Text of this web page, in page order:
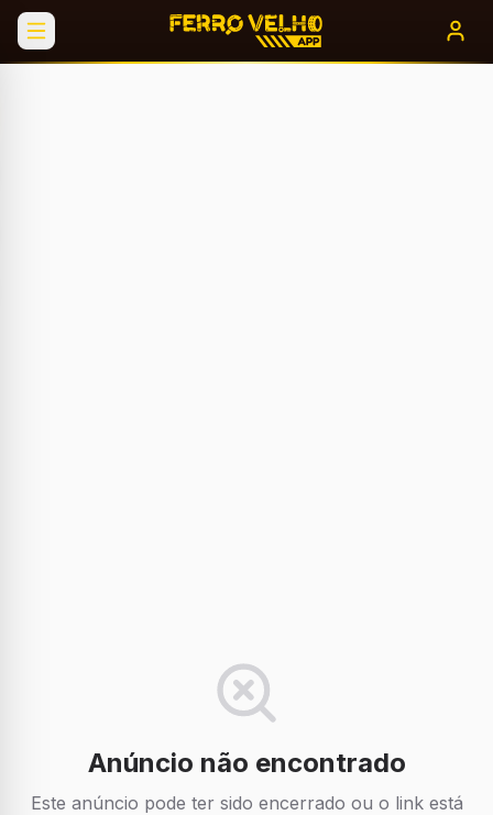
Anúncio não encontrado
Este anúncio pode ter sido encerrado ou o link está